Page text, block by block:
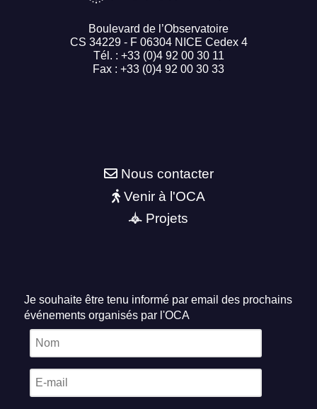
Boulevard de l’Observatoire
CS 34229 - F 06304 NICE Cedex 4
Tél. : +33 (0)4 92 00 30 11
Fax : +33 (0)4 92 00 30 33
Nous contacter
Venir à l'OCA
Projets
Je souhaite être tenu informé par email des prochains
événements organisés par l'OCA